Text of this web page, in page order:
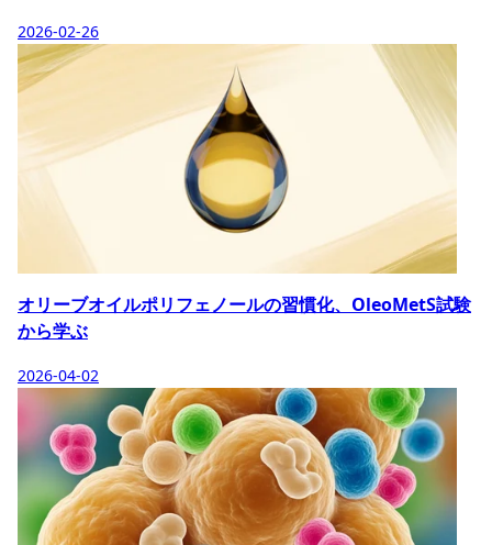
2026-02-26
オリーブオイルポリフェノールの習慣化、OleoMetS試験
から学ぶ
2026-04-02